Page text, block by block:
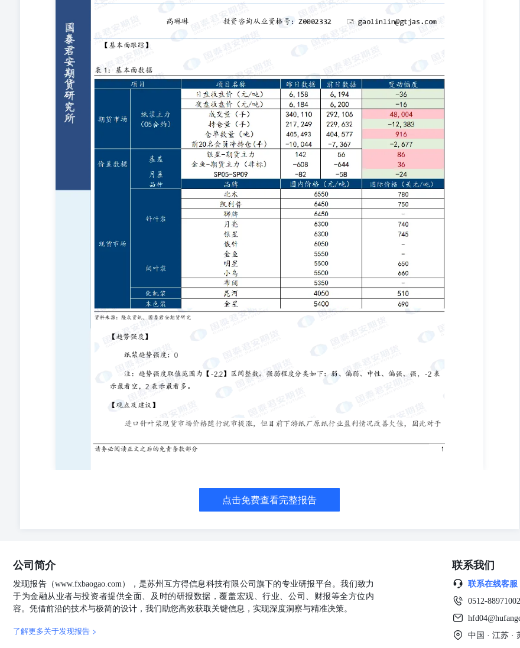
均来自合规渠道，分析逻辑基于作者的职业理解，本报告清晰准确地反映了作者的研究观点，力求独立、客观和公正，结论不受
任何第三方的授意或影响，特此声明。 免责声明 本报告的信息来源于已公开的资料，本公司对该等信息的准确性、完整性或可
靠性不作任何保证。本报告所载的资料、意见及推测仅反映本公司于发布本报告当日的判断，本报告所指的期货标的的价格可升
可跌，过往表现不应作为日后的表现依据。在不同时期，本公司可发出与本报告所载资料、意见及推测不一致的报告。本公司不
保证本报告所含信息保持在最新状态。同时，本公司对本报告所含信息可在不发出通知的情形下做出修改，投资者应当自行关注
相应的更新或修改。 本报告中所指的研究服务可能不适合个别客户，不构成客户私人咨询建议。在任何情况下，本报告中的信
息或所表述的意见均不构成对任何人的投资建议。在任何情况下，本公司、本公司员工或者关联机构不承诺投资者一定获利，不
与投资者分享投资收益，也不对任何人因使用本报告中的任何内容所引致的任何损失负任何责任。投资者务必注意，其据此做出
的任何投资决策与本公司、本公司员工或者关联机构无关。 市场有风险，投资需谨慎。投资者不应将本报告作为做出投资决策
的唯一参考因素，亦不应认为本报告可以取代自己的判断。在决定投资前，如有需要，投资者务必向专业人士咨询并谨慎决策。
版权声明 本报告版权仅为本公司所有，未经书面许可，任何机构和个人不得以任何形式翻版、复制、发表或引用。如征得本公
司同意进行引用、刊发的，需在允许的范围内使用，并注明出处为“国泰君安期货研究”，且不得对本报告进行任何有悖原意的引
用、删节和修改。 若本公司以外的其他机构（以下简称“该机构”）发送本报告，则由该机构独自为此发送行为负责。通过此途
径获得本报告的投资者应自行联系该机构以要求获悉更详细信息或进而交易本报告中提及的期货品种。本报告不构成本公司向该
机构之客户提供的投资建议，本公司、本公司员工或者关联机构亦不为该机构之客户因使用本报告或报告所载内容引起的任何损
失承担任何责任。 请务必阅读正文之后的免责条款部分
点击免费查看完整报告
公司简介
发现报告（www.fxbaogao.com），是苏州互方得信息科技有限公司旗下的专业研报平台。我们致力
于为金融从业者与投资者提供全面、及时的研报数据，覆盖宏观、行业、公司、财报等全方位内
容。凭借前沿的技术与极简的设计，我们助您高效获取关键信息，实现深度洞察与精准决策。
了解更多关于发现报告 >
联系我们
联系在线客服
0512-88971002
中国 · 江苏 ·